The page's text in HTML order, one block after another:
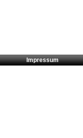
Impressum